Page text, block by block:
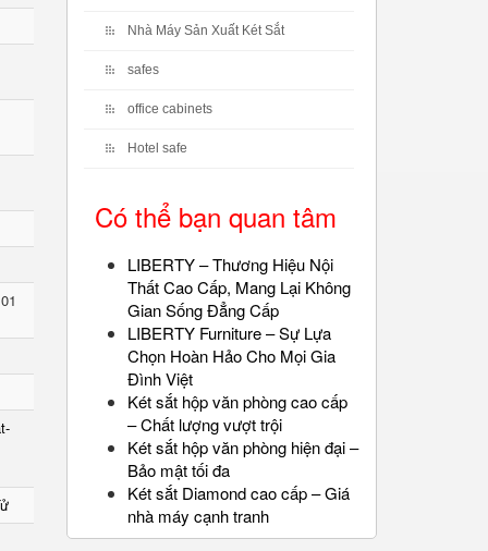
Nhà Máy Sản Xuất Két Sắt
safes
office cabinets
Hotel safe
Có thể bạn quan tâm
LIBERTY – Thương Hiệu Nội
Thất Cao Cấp, Mang Lại Không
Gian Sống Đẳng Cấp
LIBERTY Furniture – Sự Lựa
Chọn Hoàn Hảo Cho Mọi Gia
Đình Việt
Két sắt hộp văn phòng cao cấp
– Chất lượng vượt trội
Két sắt hộp văn phòng hiện đại –
Bảo mật tối đa
Két sắt Diamond cao cấp – Giá
nhà máy cạnh tranh